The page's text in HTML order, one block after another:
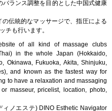
ランス調整を目的とした中国式健康
伝統的なマッサージで、指圧による
チも行います。
of all kind of massage clubs
in the whole Japan (Hokkaido,
Okinawa, Fukuoka, Akita, Shinjuku,
and known as the fastest way for
to have a relaxation and massaging
masseur, pricelist, location, photo,
ノエステ) DINO Esthetic Navigator